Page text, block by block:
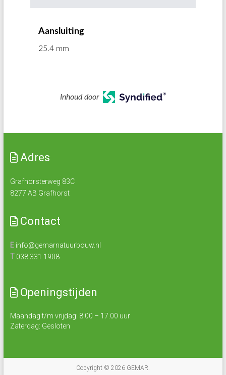
Aansluiting
25.4 mm
Inhoud door
Adres
Grafhorsterweg 83C
8277 AB Grafhorst
Contact
E info@gemarnatuurbouw.nl
T 038 331 1908
Openingstijden
Maandag t/m vrijdag: 8.00 – 17.00 uur
Zaterdag: Gesloten
Copyright © 2026 GEMAR.